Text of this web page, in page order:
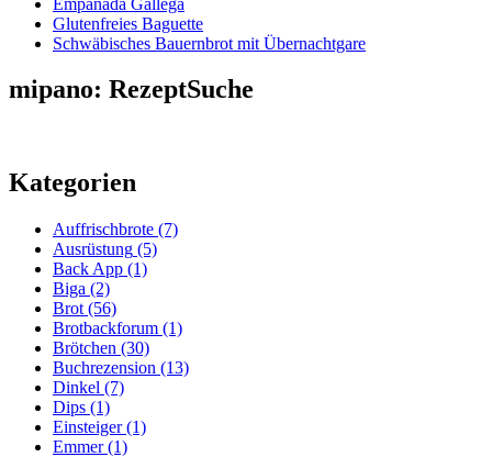
Glutenfreies Baguette
Schwäbisches Bauernbrot mit Übernachtgare
mipano: RezeptSuche
Kategorien
Auffrischbrote (7)
Ausrüstung (5)
Back App (1)
Biga (2)
Brot (56)
Brotbackforum (1)
Brötchen (30)
Buchrezension (13)
Dinkel (7)
Dips (1)
Einsteiger(1)
Emmer(1)